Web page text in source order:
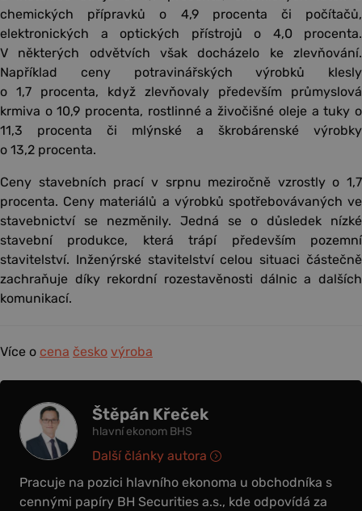
chemických přípravků o 4,9 procenta či počítačů,
elektronických a optických přístrojů o 4,0 procenta.
V některých odvětvích však docházelo ke zlevňování.
Například ceny potravinářských výrobků klesly
o 1,7 procenta, když zlevňovaly především průmyslová
krmiva o 10,9 procenta, rostlinné a živočišné oleje a tuky o
11,3 procenta či mlýnské a škrobárenské výrobky
o 13,2 procenta.
Ceny stavebních prací v srpnu meziročně vzrostly o 1,7
procenta. Ceny materiálů a výrobků spotřebovávaných ve
stavebnictví se nezměnily. Jedná se o důsledek nízké
stavební produkce, která trápí především pozemní
stavitelství. Inženýrské stavitelství celou situaci částečně
zachraňuje díky rekordní rozestavěnosti dálnic a dalších
komunikací.
Více o cena česko výroba
Štěpán Křeček
hlavní ekonom BHS
Pracuje na pozici hlavního ekonoma u obchodníka s
cennými papíry BH Securities a.s., kde odpovídá za
Další články autora